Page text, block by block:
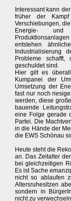
Interessant kann
früher der
Verschiebungen,
Energie- und
entstehen
Industrialisierung
Probleme
geschuldet sind.
Hier gilt es
Kumpanei der
Umsetzung der
fast nur noch
werden, diese
bauende
eine Folge gerade
Partei. Die
in die Hände der
die EWS Schönau
Heute steht die
an. Das Zeitalter
bei gleichzeitigen
Es ist Sache
nicht so ablaufen
Altersruhesitzen
sondern in
nicht zu